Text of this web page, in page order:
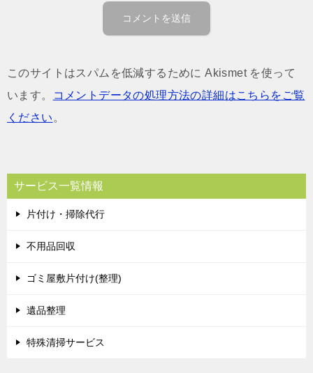
このサイトはスパムを低減するために Akismet を使って
います。
コメントデータの処理方法の詳細はこちらをご覧
ください 。
サービス一覧情報
片付け・掃除代行
不用品回収
ゴミ屋敷片付け(整理)
遺品整理
特殊清掃サービス